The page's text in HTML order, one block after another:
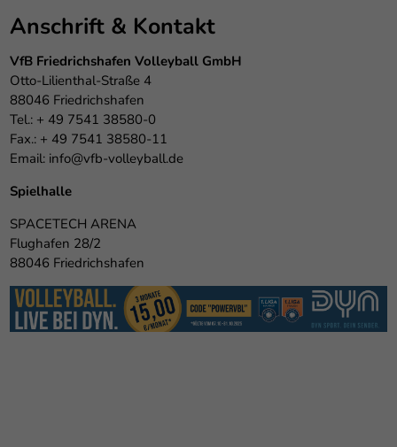
Anschrift & Kontakt
VfB Friedrichshafen Volleyball GmbH
Otto-Lilienthal-Straße 4
88046 Friedrichshafen
Tel.: + 49 7541 38580-0
Fax.: + 49 7541 38580-11
Email: info@vfb-volleyball.de
Spielhalle
SPACETECH ARENA
Flughafen 28/2
88046 Friedrichshafen